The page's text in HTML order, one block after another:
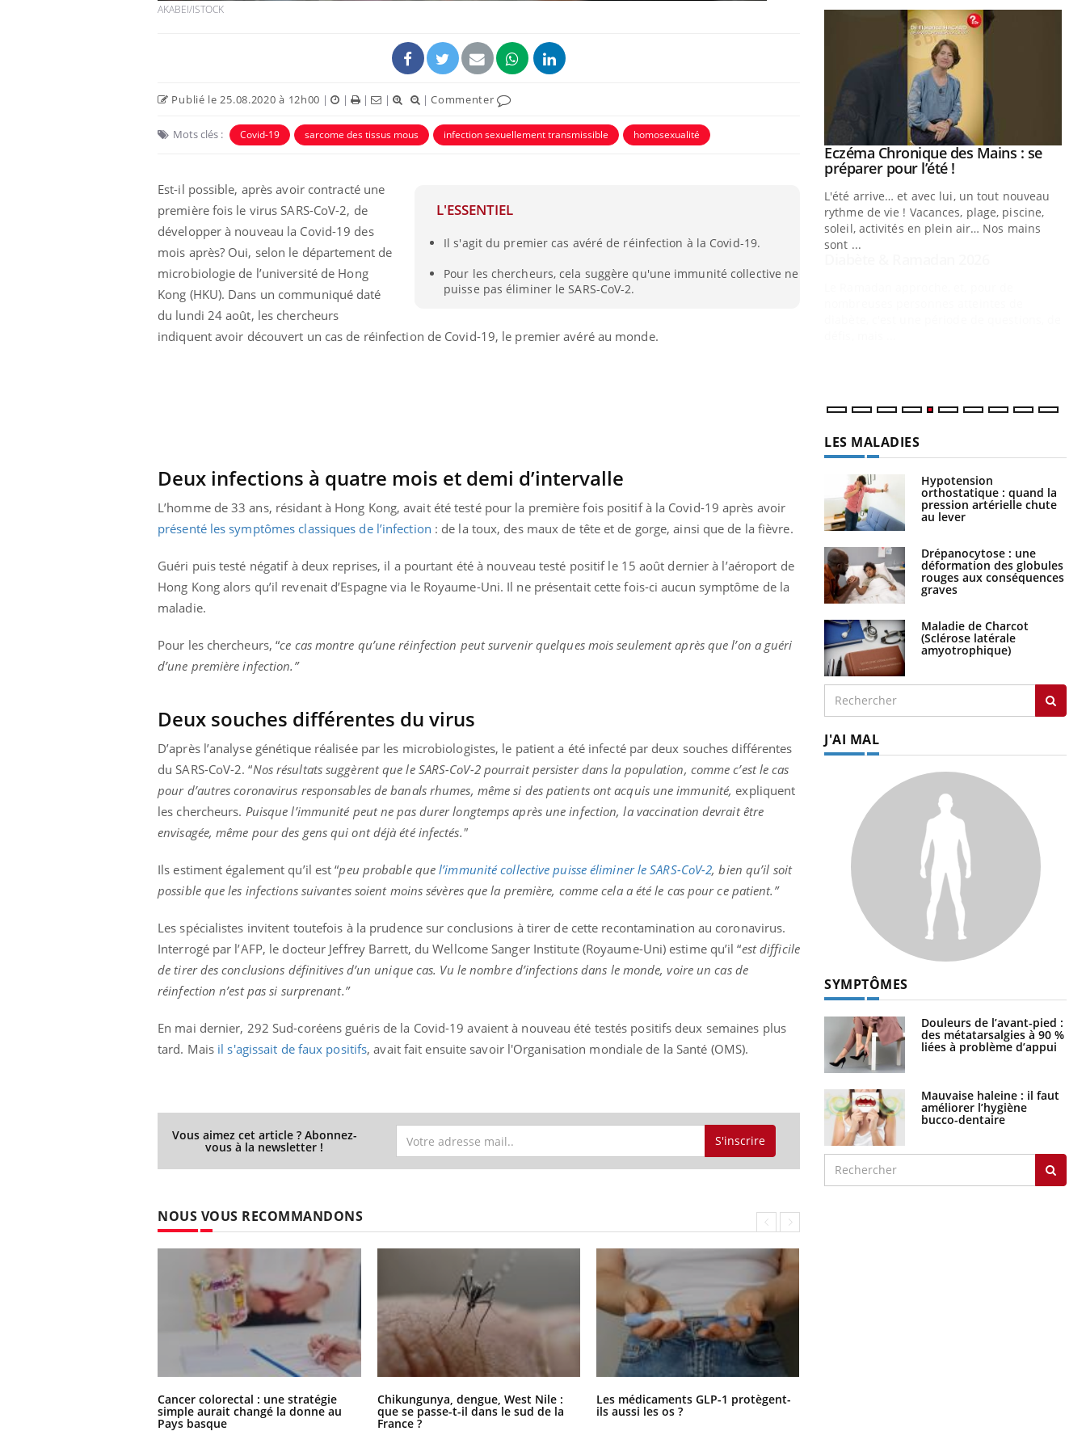
AKABEI/ISTOCK
Publié le 25.08.2020 à 12h00 | | | | |Commenter
Mots clés : Covid-19 sarcome des tissus mous infection sexuellement transmissible homosexualité
L'ESSENTIEL
Il s'agit du premier cas avéré de réinfection à la Covid-19.
Pour les chercheurs, cela suggère qu'une immunité collective ne
puisse pas éliminer le SARS-CoV-2.
Est-il possible, après avoir contracté une
première fois le virus SARS-CoV-2, de
développer à nouveau la Covid-19 des
mois après? Oui, selon le département de
microbiologie de l’université de Hong
Kong (HKU). Dans un communiqué daté
du lundi 24 août, les chercheurs
indiquent avoir découvert un cas de réinfection de Covid-19, le premier avéré au monde.
Deux infections à quatre mois et demi d’intervalle
L’homme de 33 ans, résidant à Hong Kong, avait été testé pour la première fois positif à la Covid-19 après avoir
présenté les symptômes classiques de l’infection : de la toux, des maux de tête et de gorge, ainsi que de la fièvre.
Guéri puis testé négatif à deux reprises, il a pourtant été à nouveau testé positif le 15 août dernier à l’aéroport de
Hong Kong alors qu’il revenait d’Espagne via le Royaume-Uni. Il ne présentait cette fois-ci aucun symptôme de la
maladie.
Pour les chercheurs, “ce cas montre qu’une réinfection peut survenir quelques mois seulement après que l’on a guéri
d’une première infection.”
Deux souches différentes du virus
D’après l’analyse génétique réalisée par les microbiologistes, le patient a été infecté par deux souches différentes
du SARS-CoV-2. “Nos résultats suggèrent que le SARS-CoV-2 pourrait persister dans la population, comme c’est le cas
pour d’autres coronavirus responsables de banals rhumes, même si des patients ont acquis une immunité, expliquent
les chercheurs. Puisque l’immunité peut ne pas durer longtemps après une infection, la vaccination devrait être
envisagée, même pour des gens qui ont déjà été infectés."
Ils estiment également qu’il est “peu probable quel’immunité collective puisse éliminer le SARS-CoV-2, bien qu’il soit
possible que les infections suivantes soient moins sévères que la première, comme cela a été le cas pour ce patient.”
Les spécialistes invitent toutefois à la prudence sur conclusions à tirer de cette recontamination au coronavirus.
Interrogé par l’AFP, le docteur Jeffrey Barrett, du Wellcome Sanger Institute (Royaume-Uni) estime qu’il “est difficile
de tirer des conclusions définitives d’un unique cas. Vu le nombre d’infections dans le monde, voire un cas de
réinfection n’est pas si surprenant.”
En mai dernier, 292 Sud-coréens guéris de la Covid-19 avaient à nouveau été testés positifs deux semaines plus
tard. Mais il s'agissait de faux positifs, avait fait ensuite savoir l'Organisation mondiale de la Santé (OMS).
Vous aimez cet article ? Abonnez-
vous à la newsletter ! S'inscrire
NOUS VOUS RECOMMANDONS
Cancer colorectal : une stratégie
simple aurait changé la donne au
Pays basque
Chikungunya, dengue, West Nile :
que se passe-t-il dans le sud de la
France ?
Les médicaments GLP-1 protègent-
ils aussi les os ?
Fatigue, irritabilité, brouillard mental ou
même alopécie… Les symptômes de la
carence en fer sont multiples ce qui la rend
En 2026, l'insuline dans le diabète de type 2
reste entourée d'idées reçues chez les
patients comme parfois chez les soignants.
sont ...
Youtube
Diabète & Ramadan 2026Youtube
Le Ramadan approche, et, pour de
nombreuses personnes atteintes de
diabète, c'est une période de questions, de
défis, mais ...
LES MALADIES
Hypotension
orthostatique : quand la
pression artérielle chute
au lever
Drépanocytose : une
déformation des globules
rouges aux conséquences
graves
Maladie de Charcot
(Sclérose latérale
amyotrophique)
J'AI MAL
SYMPTÔMES
Douleurs de l’avant-pied :
des métatarsalgies à 90 %
liées à problème d’appui
Mauvaise haleine : il faut
améliorer l’hygiène
bucco-dentaire